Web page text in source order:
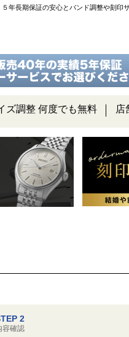
年長期保証の安心とバンド調整や刻印
ズ調整 何度でも無料 店
2
容確認